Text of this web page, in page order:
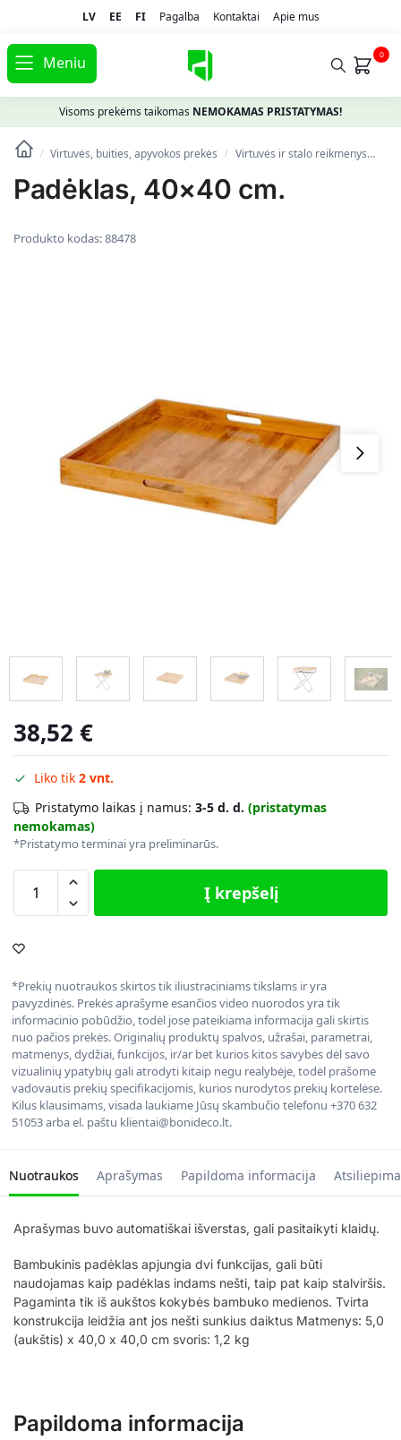
LV EE FI Pagalba Kontaktai Apie mus
Meniu 0
Visoms prekėms taikomas NEMOKAMAS PRISTATYMAS!
/ Virtuvės, buities, apyvokos prekės / Virtuvės ir stalo reikmenys
Padėklas, 40×40 cm.
Produkto kodas:88478
38,52 €
Liko tik 2 vnt.
Pristatymo laikas į namus: 3-5 d. d. (pristatymas
nemokamas)
*Pristatymo terminai yra preliminarūs.
Į krepšelį
*Prekių nuotraukos skirtos tik iliustraciniams tikslams ir yra
pavyzdinės. Prekės aprašyme esančios video nuorodos yra tik
informacinio pobūdžio, todėl jose pateikiama informacija gali skirtis
nuo pačios prekės. Originalių produktų spalvos, užrašai, parametrai,
matmenys, dydžiai, funkcijos, ir/ar bet kurios kitos savybės dėl savo
vizualinių ypatybių gali atrodyti kitaip negu realybėje, todėl prašome
vadovautis prekių specifikacijomis, kurios nurodytos prekių kortelėse.
Kilus klausimams, visada laukiame Jūsų skambučio telefonu +370 632
51053 arba el. paštu klientai@bonideco.lt.
Nuotraukos Aprašymas Papildoma informacija
Aprašymas buvo automatiškai išverstas, gali pasitaikyti klaidų.
Bambukinis padėklas apjungia dvi funkcijas, gali būti
naudojamas kaip padėklas indams nešti, taip pat kaip stalviršis.
Pagaminta tik iš aukštos kokybės bambuko medienos. Tvirta
konstrukcija leidžia ant jos nešti sunkius daiktus Matmenys: 5,0
(aukštis) x 40,0 x 40,0 cm svoris: 1,2 kg
Papildoma informacija